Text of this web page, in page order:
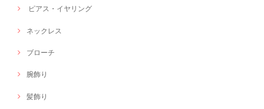
ピアス・イヤリング
ネックレス
ブローチ
腕飾り
髪飾り